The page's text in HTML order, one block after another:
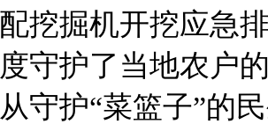
挖掘机开挖应急
守护了当地农户
护“菜篮子”的民